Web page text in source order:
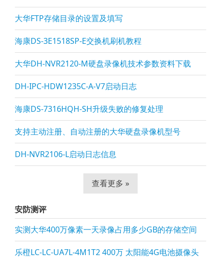
大华FTP存储目录的设置及填写
海康DS-3E1518SP-E交换机刷机教程
大华DH-NVR2120-M硬盘录像机技术参数资料下载
DH-IPC-HDW1235C-A-V7启动日志
海康DS-7316HQH-SH升级失败的修复处理
支持主动注册、自动注册的大华硬盘录像机型号
DH-NVR2106-L启动日志信息
查看更多 »
安防测评
实测大华400万像素一天录像占用多少GB的存储空间
乐橙LC-LC-UA7L-4M1T2 400万 太阳能4G电池摄像头